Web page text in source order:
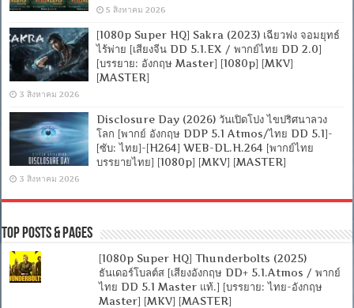
5 สิงหาคม 2026
[1080p Super HQ] Sakra (2023) เฉียวฟง จอมยุทธ์
ไร้พ่าย [เสียงจีน DD 5.1.EX / พากย์ไทย DD 2.0]
[บรรยาย: อังกฤษ Master] [1080p] [MKV]
[MASTER]
3 สิงหาคม 2026
Disclosure Day (2026) วันเปิดโปง ไขปริศนาลวง
โลก [พากย์ อังกฤษ DDP 5.1 Atmos/ไทย DD 5.1]-
[ซับ: ไทย]-[H264] WEB-DL.H.264 [พากย์ไทย
บรรยายไทย] [1080p] [MKV] [MASTER]
3 สิงหาคม 2026
Top Posts & Pages
[1080p Super HQ] Thunderbolts (2025)
ธันเดอร์โบลต์ส [เสียงอังกฤษ DD+ 5.1.Atmos / พากย์
ไทย DD 5.1 Master แท้.] [บรรยาย: ไทย-อังกฤษ
Master] [MKV] [MASTER]